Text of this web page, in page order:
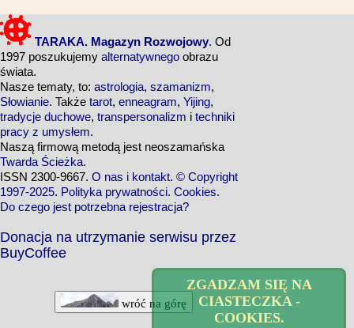
ZGADZAM SIĘ NA
CIASTECZKA -
COOKIES.
TARAKA. Magazyn Rozwojowy. Od
1997 poszukujemy alternatywnego obrazu
świata.
Nasze tematy, to: astrologia, szamanizm,
Słowianie. Także tarot, enneagram, Yijing,
tradycje duchowe, transpersonalizm i techniki
pracy z umysłem.
Naszą firmową metodą jest neoszamańska
Twarda Ścieżka.
ISSN 2300-9667. O nas i kontakt. © Copyright
1997-2025. Polityka prywatności. Cookies.
Do czego jest potrzebna rejestracja?
Donacja na utrzymanie serwisu przez
BuyCoffee
wróć na górę